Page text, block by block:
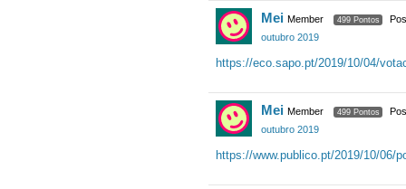
Mei Member 499 Pontos
outubro 2019
https://eco.sapo.pt/2019/10/04/
Mei Member 499 Pontos
outubro 2019
https://www.publico.pt/2019/10/06/